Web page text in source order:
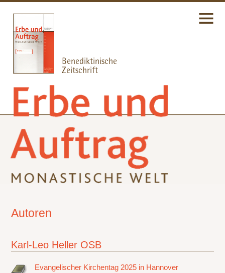
Autoren
Karl-Leo Heller OSB
Evangelischer Kirchentag 2025 in Hannover